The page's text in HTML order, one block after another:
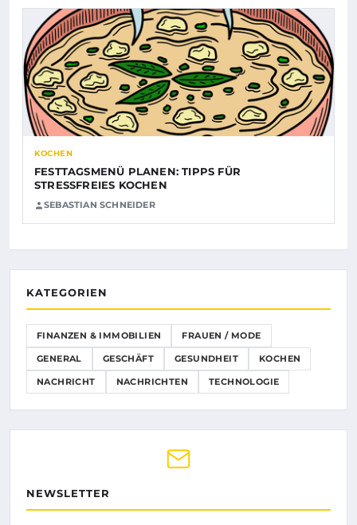
KOCHEN
FESTTAGSMENÜ PLANEN: TIPPS FÜR
STRESSFREIES KOCHEN
SEBASTIAN SCHNEIDER
KATEGORIEN
FINANZEN & IMMOBILIEN FRAUEN / MODE
GENERAL GESCHÄFT GESUNDHEIT KOCHEN
NACHRICHT NACHRICHTEN TECHNOLOGIE
NEWSLETTER